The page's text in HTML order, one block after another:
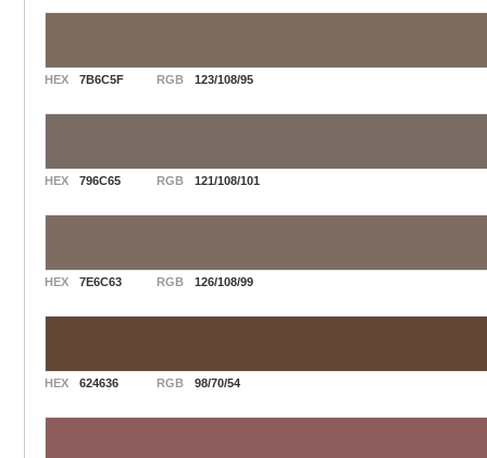
HEX 7B6C5F RGB 123/108/95
HEX 796C65 RGB 121/108/101
HEX 7E6C63 RGB 126/108/99
HEX 624636 RGB 98/70/54